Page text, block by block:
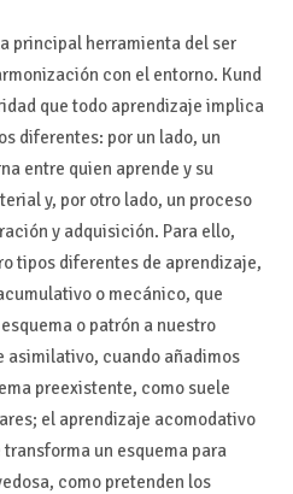
principal herramienta del ser
con el entorno. Kund
que todo aprendizaje implica
diferentes: por un lado, un
entre quien aprende y su
y, por otro lado, un proceso
y adquisición. Para ello,
tipos diferentes de aprendizaje,
o mecánico, que
o patrón a nuestro
cuando añadimos
preexistente, como suele
el aprendizaje acomodativo
un esquema para
como pretenden los